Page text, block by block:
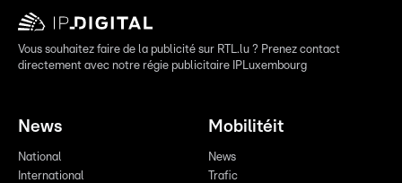
Vous souhaitez faire de la publicité sur RTL.lu ? Prenez contact
directement avec notre régie publicitaire IPLuxembourg
News
National
International
Mobilitéit
News
Trafic